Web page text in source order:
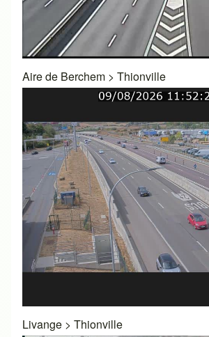
Aire de Berchem > Thionville
Livange > Thionville